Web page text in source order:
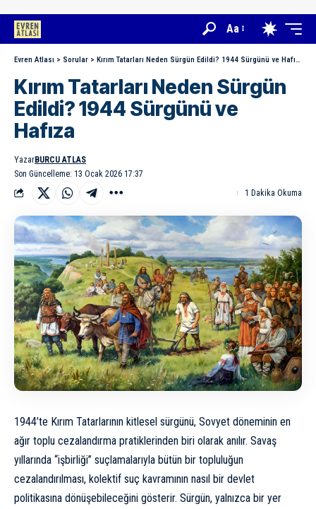
Aa
Evren Atlası > Sorular > Kırım Tatarları Neden Sürgün Edildi? 1944 Sürgünü ve Hafıza
Kırım Tatarları Neden Sürgün
Edildi? 1944 Sürgünü ve
Hafıza
Son Güncelleme: 13 Ocak 2026 17:37
YazarBURCU ATLAS
1 Dakika Okuma
1944’te Kırım Tatarlarının kitlesel sürgünü, Sovyet döneminin en
ağır toplu cezalandırma pratiklerinden biri olarak anılır. Savaş
yıllarında “işbirliği” suçlamalarıyla bütün bir topluluğun
cezalandırılması, kolektif suç kavramının nasıl bir devlet
politikasına dönüşebileceğini gösterir. Sürgün, yalnızca bir yer